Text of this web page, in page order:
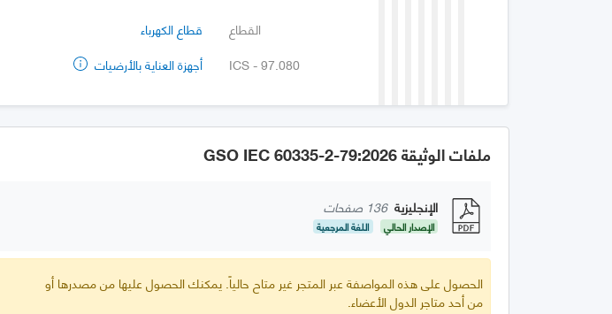
القطاع
قطاع الكهرباء
ICS - 97.080
أجهزة العناية بالأرضيات
ملفات الوثيقة GSO IEC 60335-2-79:2026
الإنجليزية 136 صفحات
الإصدار الحالي اللغة المرجعية
الحصول على هذه المواصفة عبر المتجر غير متاح حالياً. يمكنك الحصول عليها من مصدرها أو
من أحد متاجر الدول الأعضاء.